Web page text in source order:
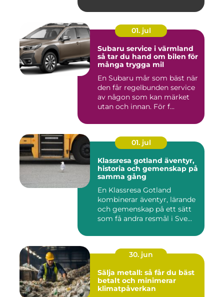
01. jul
Subaru service i värmland
så tar du hand om bilen för
många trygga mil
En Subaru mår som bäst när
den får regelbunden service
av någon som kan märket
utan och innan. För f...
01. jul
Klassresa gotland äventyr,
historia och gemenskap på
samma gång
En Klassresa Gotland
kombinerar äventyr, lärande
och gemenskap på ett sätt
som få andra resmål i Sve...
30. jun
Sälja metall: så får du bäst
betalt och minimerar
klimatpåverkan